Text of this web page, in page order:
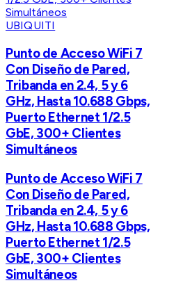
UBIQUITI
Punto de Acceso WiFi 7
Con Diseño de Pared,
Tribanda en 2.4, 5 y 6
GHz, Hasta 10.688 Gbps,
Puerto Ethernet 1/2.5
GbE, 300+ Clientes
Simultáneos
Punto de Acceso WiFi 7
Con Diseño de Pared,
Tribanda en 2.4, 5 y 6
GHz, Hasta 10.688 Gbps,
Puerto Ethernet 1/2.5
GbE, 300+ Clientes
Simultáneos